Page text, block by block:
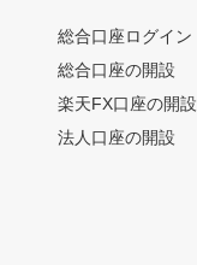
総合口座ログイン
総合口座の開設
楽天FX口座の開設
法人口座の開設